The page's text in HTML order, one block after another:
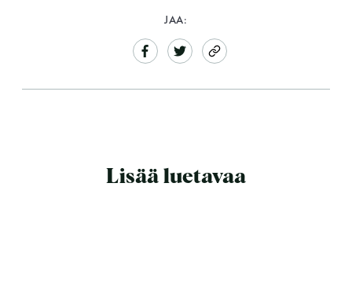
LUE LISÄÄ
JAA:
Lisää luetavaa